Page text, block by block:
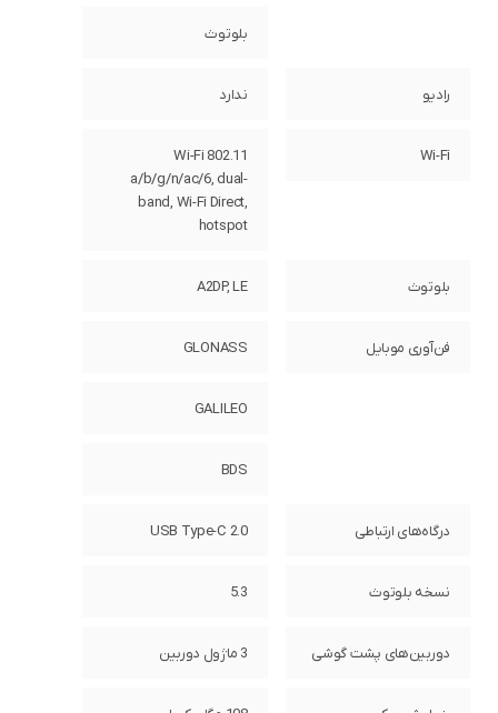
بلوتوث
رادیو ندارد
Wi-Fi
Wi-Fi 802.11
a/b/g/n/ac/6, dual-
band, Wi-Fi Direct,
hotspot
بلوتوث A2DP, LE
فن‌آوری موبایل GLONASS
GALILEO
BDS
درگاه‌های ارتباطی USB Type-C 2.0
نسخه بلوتوث 5.3
دوربین‌های پشت گوشی 3 ماژول دوربین